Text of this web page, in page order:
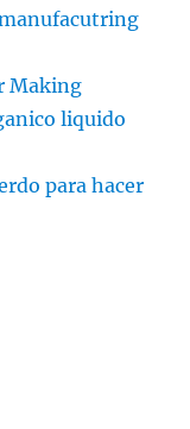
Making
liquido
para hacer